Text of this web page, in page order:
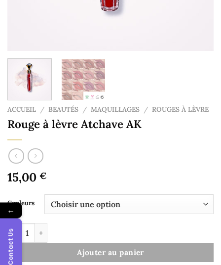
ACCUEIL / BEAUTÉS / MAQUILLAGES / ROUGES À LÈVRE
Rouge à lèvre Atchave AK
15,00 €
Couleurs
quantité de Rouge à lèvre Atchave AK
Ajouter au panier
←
Contact Us